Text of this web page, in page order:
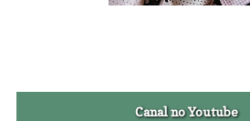
Canal no Youtube